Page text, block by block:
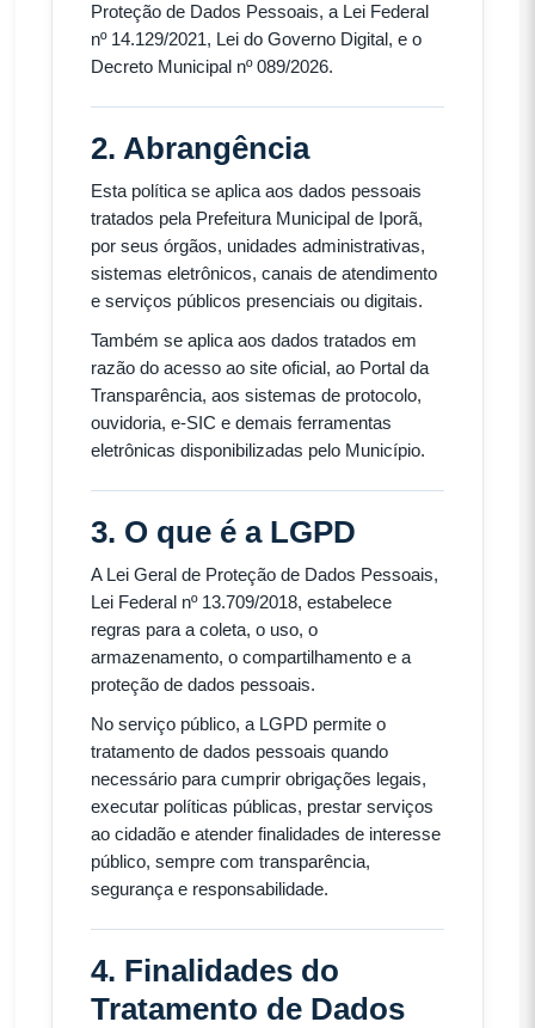
Proteção de Dados Pessoais, a Lei Federal
nº 14.129/2021, Lei do Governo Digital, e o
Decreto Municipal nº 089/2026.
2. Abrangência
Esta política se aplica aos dados pessoais
tratados pela Prefeitura Municipal de Iporã,
por seus órgãos, unidades administrativas,
sistemas eletrônicos, canais de atendimento
e serviços públicos presenciais ou digitais.
Também se aplica aos dados tratados em
razão do acesso ao site oficial, ao Portal da
Transparência, aos sistemas de protocolo,
ouvidoria, e-SIC e demais ferramentas
eletrônicas disponibilizadas pelo Município.
3. O que é a LGPD
A Lei Geral de Proteção de Dados Pessoais,
Lei Federal nº 13.709/2018, estabelece
regras para a coleta, o uso, o
armazenamento, o compartilhamento e a
proteção de dados pessoais.
No serviço público, a LGPD permite o
tratamento de dados pessoais quando
necessário para cumprir obrigações legais,
executar políticas públicas, prestar serviços
ao cidadão e atender finalidades de interesse
público, sempre com transparência,
segurança e responsabilidade.
4. Finalidades do
Tratamento de Dados